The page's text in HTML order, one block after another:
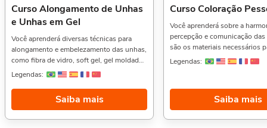
Curso Alongamento de Unhas
e Unhas em Gel
Você aprenderá diversas técnicas para
alongamento e embelezamento das unhas,
como fibra de vidro, soft gel, gel moldado,
gel em tip, acrílico, banho de gel,
aprenderá como deve ser o atendimento
ao cliente, ficha de anamnese, materiais e
Legendas:
Saiba mais
Curso Coloração
Você aprenderá sobre a
percepção e comunicação
são os materiais necessários
de coloração pessoal,
em clientes reais, métodos
resultados práticos de cada
mais.Geralmente quem gosta
gostam também do Curso de
Legendas:
Saiba mais